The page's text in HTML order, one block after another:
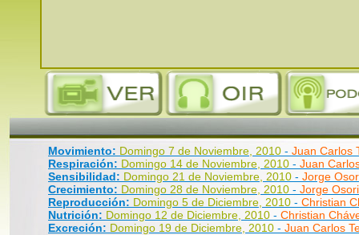
Movimiento: Domingo 7 de Noviembre, 2010 - Juan Carlos
Respiración: Domingo 14 de Noviembre, 2010 - Juan
Sensibilidad: Domingo 21 de Noviembre, 2010 - Jorge
Crecimiento: Domingo 28 de Noviembre, 2010 - Jorge
Reproducción: Domingo 5 de Diciembre, 2010 - Christian
Nutrición: Domingo 12 de Diciembre, 2010 - Christian
Excreción: Domingo 19 de Diciembre, 2010 - Juan Carlos